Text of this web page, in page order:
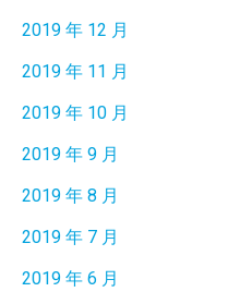
2019 年 12 月
2019 年 11 月
2019 年 10 月
2019 年 9 月
2019 年 8 月
2019 年 7 月
2019 年 6 月